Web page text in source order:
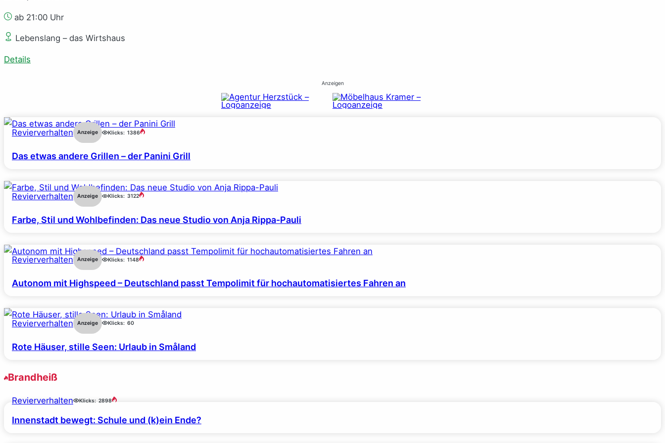
ab 21:00 Uhr
Lebenslang – das Wirtshaus
Details
Anzeigen
Revierverhalten Anzeige Klicks: 1386
Das etwas andere Grillen – der Panini Grill
Revierverhalten Anzeige Klicks: 3122
Farbe, Stil und Wohlbefinden: Das neue Studio von Anja Rippa-Pauli
Revierverhalten Anzeige Klicks: 1148
Autonom mit Highspeed – Deutschland passt Tempolimit für hochautomatisiertes Fahren an
Revierverhalten Anzeige Klicks: 60
Rote Häuser, stille Seen: Urlaub in Småland
Brandheiß
Revierverhalten Klicks: 2898
Innenstadt bewegt: Schule und (k)ein Ende?